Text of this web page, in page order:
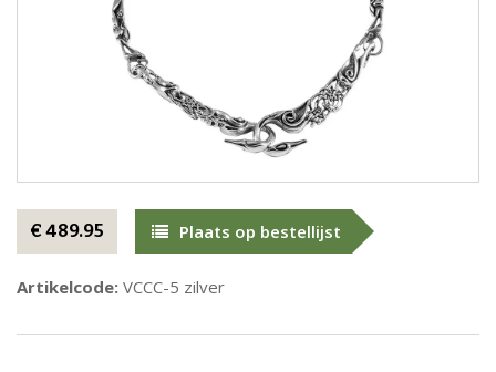
€ 489.95 Plaats op bestellijst
Artikelcode: VCCC-5 zilver